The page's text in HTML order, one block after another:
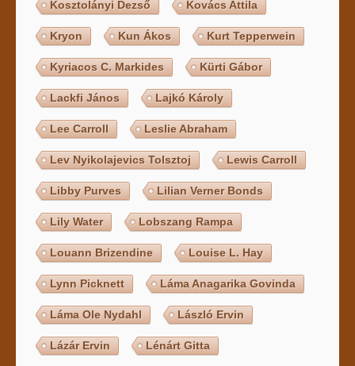
Kosztolányi Dezső Kovács Attila
Kryon Kun Ákos Kurt Tepperwein
Kyriacos C. Markides Kürti Gábor
Lackfi János Lajkó Károly
Lee Carroll Leslie Abraham
Lev Nyikolajevics Tolsztoj Lewis Carroll
Libby Purves Lilian Verner Bonds
Lily Water Lobszang Rampa
Louann Brizendine Louise L. Hay
Lynn Picknett Láma Anagarika Govinda
Láma Ole Nydahl László Ervin
Lázár Ervin Lénárt Gitta